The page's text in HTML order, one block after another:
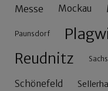
Messe Mockau
Paunsdorf
Reudnitz
Schönefeld